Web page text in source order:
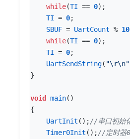
while(TI == 0);
TI = 0;
SBUF = UartCount % 10
while(TI == 0);
TI = 0;
UartSendString( "\r\n"
}
void main()
{
UartInit ();
Timer0Init ();